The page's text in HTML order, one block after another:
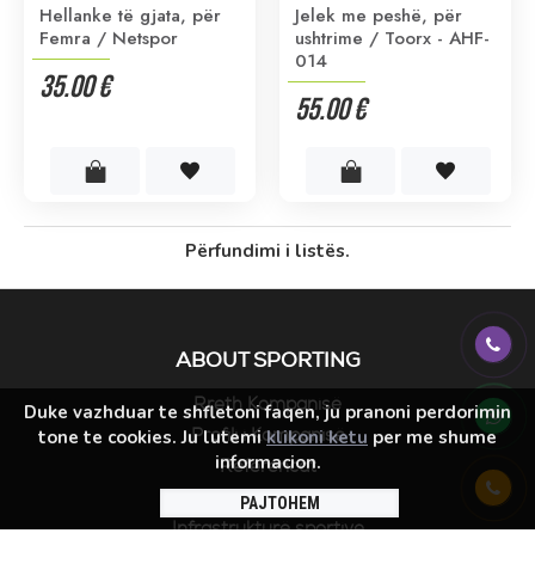
Hellanke të gjata, për
Femra / Netspor
35.00 €
Jelek me peshë, për
ushtrime / Toorx - AHF-
014
55.00 €
Përfundimi i listës.
ABOUT SPORTING
Rreth Kompanisë
Profili i Kompanisë
Referencat
Përfaqësuesit e brendit
Infrastrukturë sportive
PAJTOHEM
Duke vazhduar te shfletoni faqen, ju pranoni perdorimin
tone te cookies. Ju lutemiklikoni ketu per me shume
informacion.